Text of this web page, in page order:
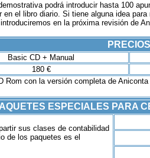
podrá introducir hasta 100
el libro diario. Si tiene alguna idea
en la próxima revisión de
PRECIOS
Basic CD + Manual
180 €
Rom con la versión completa de
ESPECIALES PARA
sus clases de contabilidad
de los paquetes es el